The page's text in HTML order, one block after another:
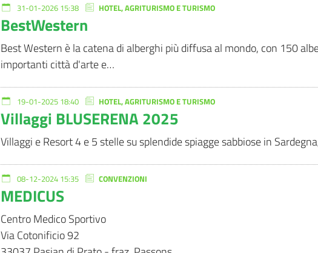
31-01-2026 15:38 HOTEL, AGRITURISMO E TURISMO
BestWestern
Best Western è la catena di alberghi più diffusa al mondo, con 150
importanti città d'arte e…
19-01-2025 18:40 HOTEL, AGRITURISMO E TURISMO
Villaggi BLUSERENA 2025
Villaggi e Resort 4 e 5 stelle su splendide spiagge sabbiose in
08-12-2024 15:35 CONVENZIONI
MEDICUS
Centro Medico Sportivo
Via Cotonificio 92